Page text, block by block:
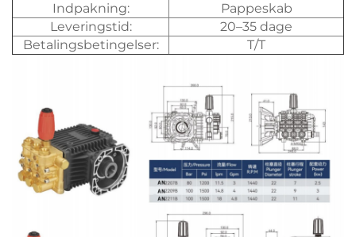
Indpakning:
Pappeskab
Leveringstid:
20–35 dage
Betalingsbetingelser:
T/T